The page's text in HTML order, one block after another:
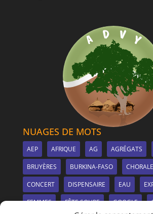
NUAGES DE MOTS
AEP AFRIQUE AG AGRÉGATS
BRUYÈRES BURKINA-FASO CHORALE
CONCERT DISPENSAIRE EAU
FEMMES FÊTE SOUPE GOOGLE